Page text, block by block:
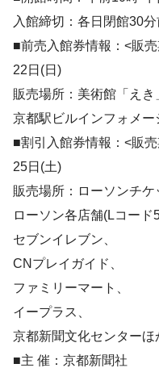
入館締切：各日閉館30
■前売入館券情報：<販
22日(日)
販売場所：美術館「えき
京都駅ビルインフォメー
■割引入館券情報：<販
25日(土)
販売場所：ローソンチケ
ローソン各店舗(Lコード
セブンイレブン、
CNプレイガイド、
ファミリーマート、
イープラス、
京都新聞文化センターほ
■主 催：京都新聞社